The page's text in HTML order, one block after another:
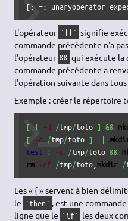
[: =: unaryoperator
L'opérateur `||` signifie
commande précédente n'a
l'opérateur && qui exécute la
commande précédente a
l'opération suivante dans tous
Exemple : créer le répertoire
[ ! -d /tmp/toto ] &&
[ -d /tmp/toto ] ||
test
! -d /tmp/toto &&
rm -rf /tmp/toto;mkdir /
Les « { » servent à bien
le `then` , est une
ligne que le `if` les deux